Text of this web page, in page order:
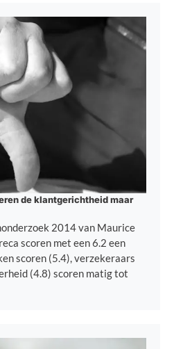
de klantgerichtheid maar
2014 van Maurice
scoren met een 6.2 een
scoren (5.4), verzekeraars
(4.8) scoren matig tot